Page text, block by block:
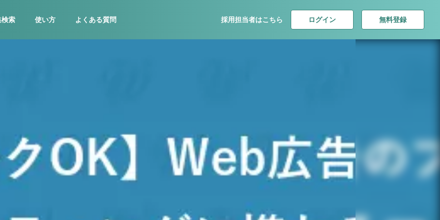
検索 使い方 よくある質問 採用担当者はこちら ログイン 無料登録